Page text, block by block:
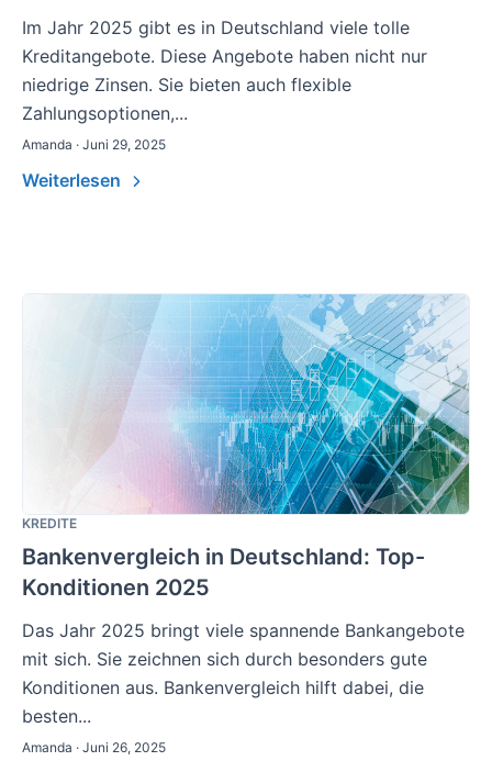
Im Jahr 2025 gibt es in Deutschland viele tolle
Kreditangebote. Diese Angebote haben nicht nur
niedrige Zinsen. Sie bieten auch flexible
Zahlungsoptionen,...
Amanda · Juni 29, 2025
Weiterlesen
KREDITE
Bankenvergleich in Deutschland: Top-
Konditionen 2025
Das Jahr 2025 bringt viele spannende Bankangebote
mit sich. Sie zeichnen sich durch besonders gute
Konditionen aus. Bankenvergleich hilft dabei, die
besten...
Amanda · Juni 26, 2025